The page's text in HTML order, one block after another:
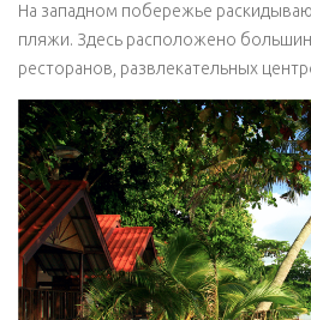
На западном побережье
пляжи. Здесь расположено
ресторанов, развлекательных